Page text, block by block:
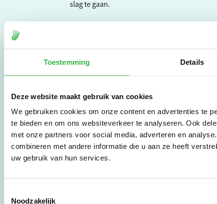
Toestemming Details
Deze website maakt gebruik van cookies
We gebruiken cookies om onze content en advertenties te
te bieden en om ons websiteverkeer te analyseren. Ook
met onze partners voor social media, adverteren en
combineren met andere informatie die u aan ze heeft
uw gebruik van hun services.
Noodzakelijk
slag te gaan.
Stichting Stimular
vertaalt de groeiende
duurzaamheid naar
instrumenten en
werkwijzen voor
bedrijven,
brancheverenigingen,
overheden en
zorgaanbieders.